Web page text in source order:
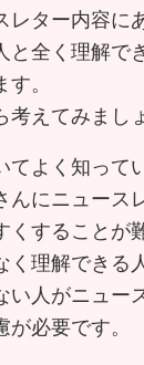
レター内容に
と全く理解で
。
考えてみまし
てよく知って
んにニュース
くすることが
く理解できる
い人がニュー
必要です。